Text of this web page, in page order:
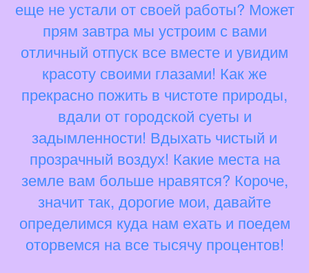
еще не устали от своей работы? Может
прям завтра мы устроим с вами
отличный отпуск все вместе и увидим
красоту своими глазами! Как же
прекрасно пожить в чистоте природы,
вдали от городской суеты и
задымленности! Вдыхать чистый и
прозрачный воздух! Какие места на
земле вам больше нравятся? Короче,
значит так, дорогие мои, давайте
определимся куда нам ехать и поедем
оторвемся на все тысячу процентов!